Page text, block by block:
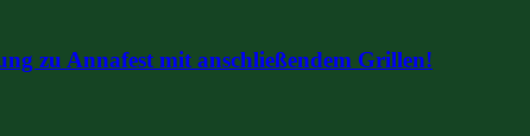
zu Annafest mit anschließendem Grillen!